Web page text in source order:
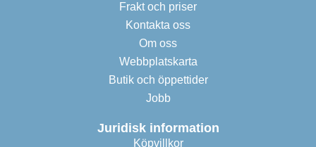
Frakt och priser
Kontakta oss
Om oss
Webbplatskarta
Butik och öppettider
Jobb
Juridisk information
Köpvillkor